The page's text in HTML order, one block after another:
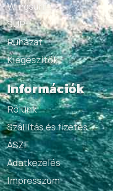
Wingsurf
SUP
Ruházat
Kiegészítők
Információk
Rólunk
Szállítás és fizetés
ÁSZF
Adatkezelés
Impresszum